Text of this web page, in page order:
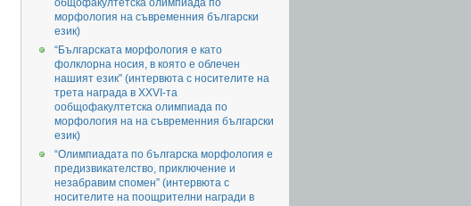
общофакултетска олимпиада по
морфология на съвременния български
език)
“Българската морфология е като
фолклорна носия, в която е облечен
нашият език” (интервюта с носителите на
трета награда в XXVI-та
ообщофакултетска олимпиада по
морфология на на съвременния български
език)
“Олимпиадата по българска морфология е
предизвикателство, приключение и
незабравим спомен” (интервюта с
носителите на поощрителни награди в